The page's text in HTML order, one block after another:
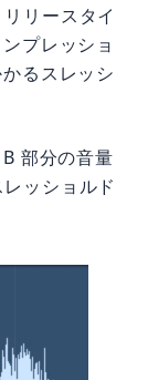
リースタイ
プレッショ
るスレッシ
部分の音量
ッショルド